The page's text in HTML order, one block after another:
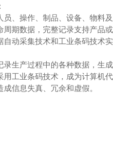
员、操作、制品、设备、物料
周期数据，完整记录支持产品
自动采集技术和工业条码技术
录生产过程中的各种数据，生
用工业条码技术，成为计算机
信息失真、冗余和虚假。